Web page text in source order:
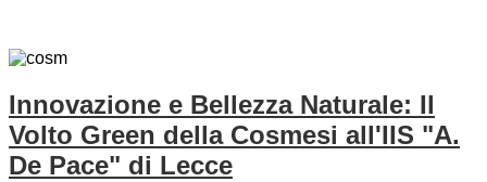
Innovazione e Bellezza Naturale: Il
Volto Green della Cosmesi all'IIS "A.
De Pace" di Lecce